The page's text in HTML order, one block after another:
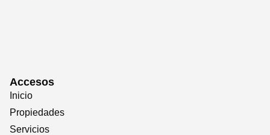
Accesos
Inicio
Propiedades
Servicios